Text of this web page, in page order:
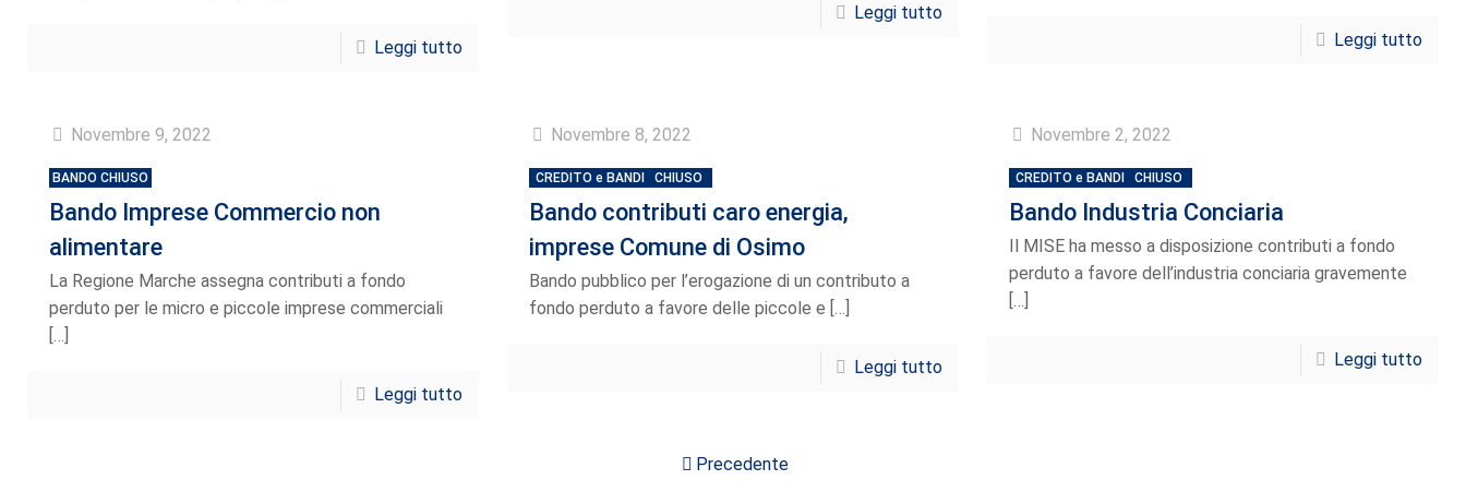
Leggi tutto
Leggi tutto
Leggi tutto
Novembre 9, 2022
BANDO CHIUSO
Bando Imprese Commercio non
alimentare
La Regione Marche assegna contributi a fondo
perduto per le micro e piccole imprese commerciali
[…]
Leggi tutto
Novembre 8, 2022
CREDITO e BANDI CHIUSO
Bando contributi caro energia,
imprese Comune di Osimo
Bando pubblico per l’erogazione di un contributo a
fondo perduto a favore delle piccole e […]
Leggi tutto
Novembre 2, 2022
CREDITO e BANDI CHIUSO
Bando Industria Conciaria
Il MISE ha messo a disposizione contributi a fondo
perduto a favore dell’industria conciaria gravemente
[…]
Leggi tutto
Precedente